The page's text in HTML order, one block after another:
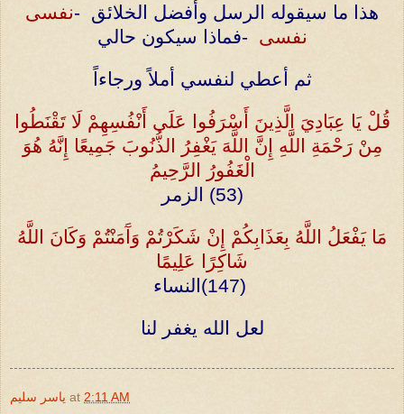
هذا ما سيقوله الرسل وأفضل الخلائق -نفسى
نفسى -فماذا سيكون حالي
ثم أعطي لنفسي أملاً ورجاءاً
قُلْ يَا عِبَادِيَ الَّذِينَ أَسْرَفُوا عَلَى أَنْفُسِهِمْ لَا تَقْنَطُوا
مِنْ رَحْمَةِ اللَّهِ إِنَّ اللَّهَ يَغْفِرُ الذُّنُوبَ جَمِيعًا إِنَّهُ هُوَ
الْغَفُورُ الرَّحِيمُ
(53) الزمر
مَا يَفْعَلُ اللَّهُ بِعَذَابِكُمْ إِنْ شَكَرْتُمْ وَآَمَنْتُمْ وَكَانَ اللَّهُ
شَاكِرًا عَلِيمًا
(147) النساء
لعل الله يغفر لنا
ياسر سليم at 2:11 AM